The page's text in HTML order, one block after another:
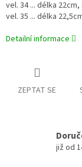
vel. 34 ... délka
vel. 35 ... délka
Detailní informace
ZEPTAT SE
již od